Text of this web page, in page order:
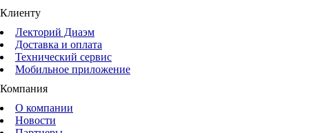
Клиенту
Лекторий Диаэм
Доставка и оплата
Технический сервис
Мобильное приложение
Компания
О компании
Новости